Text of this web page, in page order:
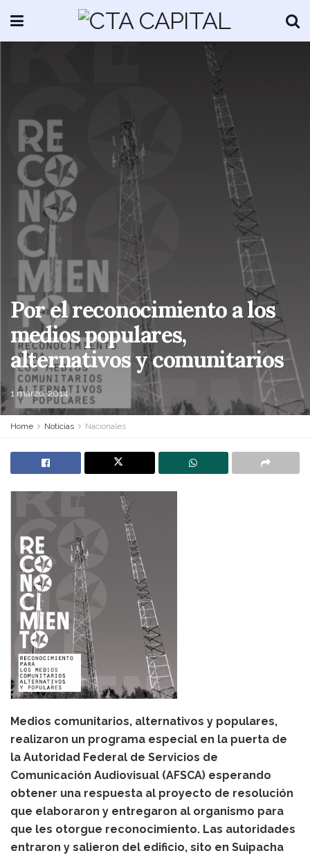
Por el reconocimiento a los
medios populares,
alternativos y comunitarios
1 marzo, 2014
Home Noticias Nacionales
Medios comunitarios, alternativos y populares,
realizaron un programa especial en la puerta de
la Autoridad Federal de Servicios de
Comunicación Audiovisual (AFSCA) esperando
obtener una respuesta al proyecto de resolución
que elaboraron y entregaron al organismo para
que les otorgue reconocimiento. Las autoridades
entraron y salieron del edificio, sito en Suipacha